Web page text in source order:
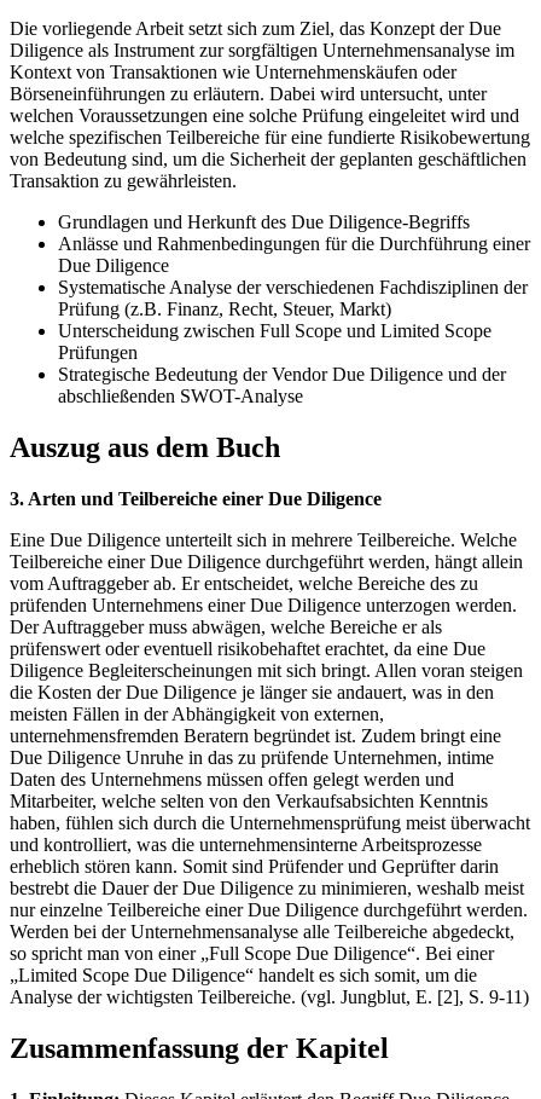
Die vorliegende Arbeit setzt sich zum Ziel, das Konzept der Due
Diligence als Instrument zur sorgfältigen Unternehmensanalyse im
Kontext von Transaktionen wie Unternehmenskäufen oder
Börseneinführungen zu erläutern. Dabei wird untersucht, unter
welchen Voraussetzungen eine solche Prüfung eingeleitet wird und
welche spezifischen Teilbereiche für eine fundierte Risikobewertung
von Bedeutung sind, um die Sicherheit der geplanten geschäftlichen
Transaktion zu gewährleisten.
Grundlagen und Herkunft des Due Diligence-Begriffs
Anlässe und Rahmenbedingungen für die Durchführung einer
Due Diligence
Systematische Analyse der verschiedenen Fachdisziplinen der
Prüfung (z.B. Finanz, Recht, Steuer, Markt)
Unterscheidung zwischen Full Scope und Limited Scope
Prüfungen
Strategische Bedeutung der Vendor Due Diligence und der
abschließenden SWOT-Analyse
Auszug aus dem Buch
3. Arten und Teilbereiche einer Due Diligence
Eine Due Diligence unterteilt sich in mehrere Teilbereiche. Welche
Teilbereiche einer Due Diligence durchgeführt werden, hängt allein
vom Auftraggeber ab. Er entscheidet, welche Bereiche des zu
prüfenden Unternehmens einer Due Diligence unterzogen werden.
Der Auftraggeber muss abwägen, welche Bereiche er als
prüfenswert oder eventuell risikobehaftet erachtet, da eine Due
Diligence Begleiterscheinungen mit sich bringt. Allen voran steigen
die Kosten der Due Diligence je länger sie andauert, was in den
meisten Fällen in der Abhängigkeit von externen,
unternehmensfremden Beratern begründet ist. Zudem bringt eine
Due Diligence Unruhe in das zu prüfende Unternehmen, intime
Daten des Unternehmens müssen offen gelegt werden und
Mitarbeiter, welche selten von den Verkaufsabsichten Kenntnis
haben, fühlen sich durch die Unternehmensprüfung meist überwacht
und kontrolliert, was die unternehmensinterne Arbeitsprozesse
erheblich stören kann. Somit sind Prüfender und Geprüfter darin
bestrebt die Dauer der Due Diligence zu minimieren, weshalb meist
nur einzelne Teilbereiche einer Due Diligence durchgeführt werden.
Werden bei der Unternehmensanalyse alle Teilbereiche abgedeckt,
so spricht man von einer „Full Scope Due Diligence“. Bei einer
„Limited Scope Due Diligence“ handelt es sich somit, um die
Analyse der wichtigsten Teilbereiche. (vgl. Jungblut, E. [2], S. 9-11)
Zusammenfassung der Kapitel